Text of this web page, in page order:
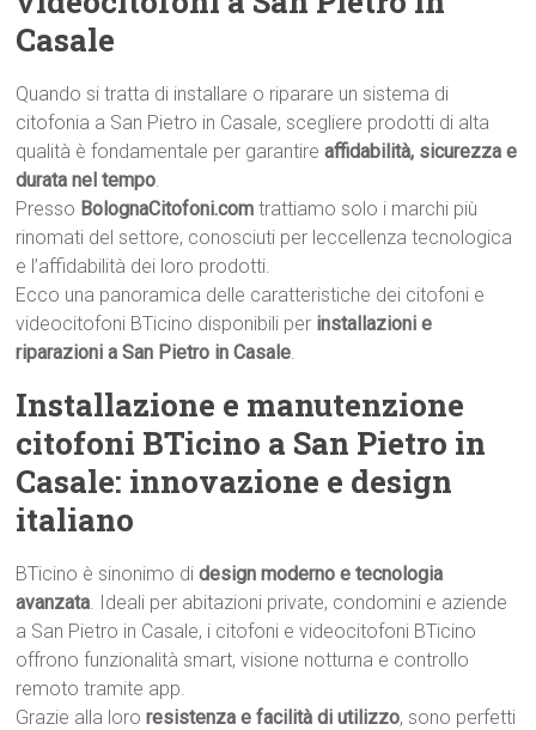
Casale
Quando si tratta di installare o riparare un sistema di
citofonia a San Pietro in Casale, scegliere prodotti di alta
qualità è fondamentale per garantireaffidabilità, sicurezza e
durata nel tempo.
Presso BolognaCitofoni.com trattiamo solo i marchi più
rinomati del settore, conosciuti per leccellenza tecnologica
e l’affidabilità dei loro prodotti.
Ecco una panoramica delle caratteristiche dei citofoni e
videocitofoni BTicino disponibili per installazioni e
riparazioni a San Pietro in Casale.
Installazione e manutenzione
citofoni BTicino a San Pietro in
Casale: innovazione e design
italiano
BTicino è sinonimo didesign moderno e tecnologia
avanzata. Ideali per abitazioni private, condomini e aziende
a San Pietro in Casale, i citofoni e videocitofoni BTicino
offrono funzionalità smart, visione notturna e controllo
remoto tramite app.
Grazie alla lororesistenza e facilità di utilizzo, sono perfetti